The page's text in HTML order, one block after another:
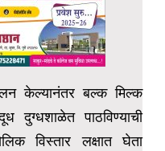
केल्यानंतर बल्क मिल्क
दुग्धशाळेत पाठविण्याची
विस्तार लक्षात घेता